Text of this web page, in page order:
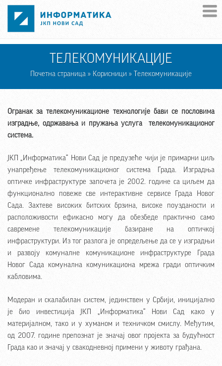
Skip to main content
ТЕЛЕКОМУНИКАЦИЈЕ
Почетна страница » Корисници » Телекомуникације
Огранак за телекомуникационе технологије бави се пословима
изградње, одржавања и пружања услуга телекомуникационог
система.
ЈКП „Информатика“ Нови Сад је предузеће чији је примарни циљ
унапређење телекомуникационог система Града. Изградња
оптичке инфраструктуре започета је 2002. године са циљем да
функционално повеже све интерактивне сервисе Града Новог
Сада. Захтеве високих битских брзина, високе поузданости и
расположивости ефикасно могу да обезбеде практично само
савремене телекомуникације базиране на оптичкој
инфраструктури. Из тог разлога је опредељење да се у изградњи
и развоју комуналне комуникационе инфраструктуре Града
Новог Сада комунална комуникациона мрежа гради оптичким
кабловима.
Модеран и скалабилан систем, јединствен у Србији, иницијално
је био инвестиција ЈКП „Информатика“ Нови Сад како у
материјалном, тако и у хуманом и техничком смислу. Међутим,
од 2007. године препознат је значај овог пројекта за будућност
Града као и значај у свакодневној примени у животу грађана.